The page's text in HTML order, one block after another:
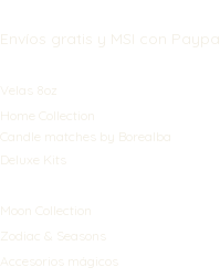
Envíos gratis y MSI con Paypal
Velas 8oz
Home Collection
Candle matches by Borealba
Deluxe Kits
Moon Collection
Zodiac & Seasons
Accesorios mágicos